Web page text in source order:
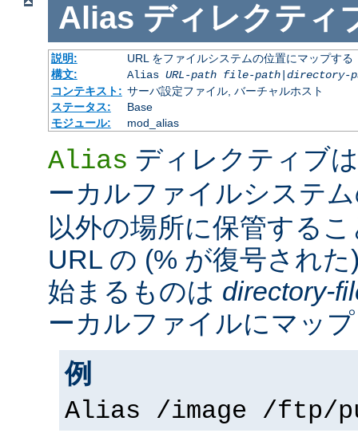
Alias ディレクティ
説明:
URL をファイルシステムの位置にマップする
構文:
Alias URL-path file-path| directory-
コンテキスト: サーバ設定ファイル, バーチャルホスト
ステータス:
Base
モジュール:
mod_alias
Alias ディレクティブ
ーカルファイルシステ
以外の場所に保管する
URL の (% が復号され
始まるものは directory-
ーカルファイルにマッ
例
Alias /image /ftp/